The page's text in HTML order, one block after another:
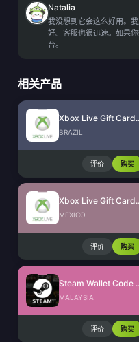
Natalia
我没想到它会这么好用。
好。客服也很迅速。如果
台。
相关产品
Xbox
BRAZIL
评价 购买
Xbox
MEXICO
评价 购买
Steam
MALAYSIA
评价 购买